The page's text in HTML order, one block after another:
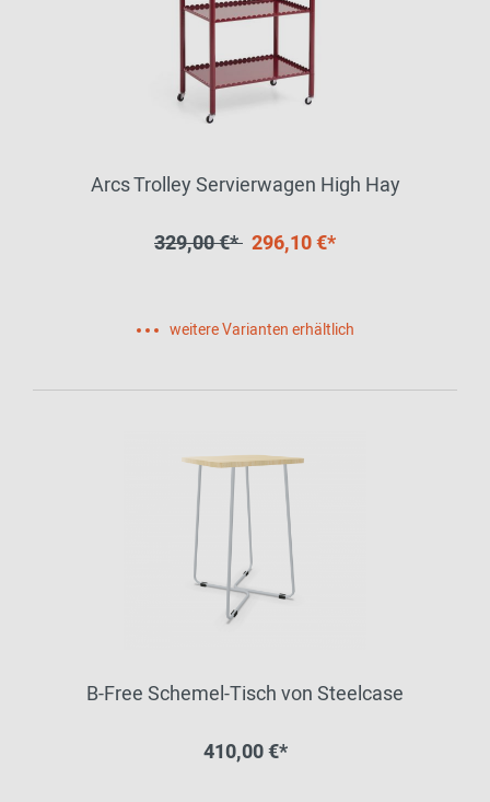
Arcs Trolley Servierwagen High Hay
329,00 €* 296,10 €*
weitere Varianten erhältlich
B-Free Schemel-Tisch von Steelcase
410,00 €*